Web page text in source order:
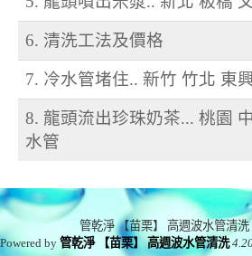
6. 清洗工法及價格
7. 冷水管堵住.. 新竹 竹北 東
8. 龍頭流出珍珠奶茶... 桃園
水管
管乾淨 【苗栗】 高週波水管清洗
Powered by管乾淨 【苗栗】 高週波水管清洗